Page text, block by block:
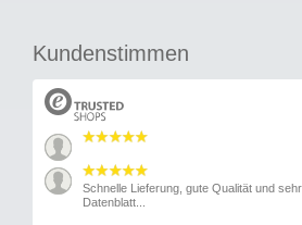
Kundenstimmen
Schnelle Lieferung, gute Qualität und
Datenblatt...